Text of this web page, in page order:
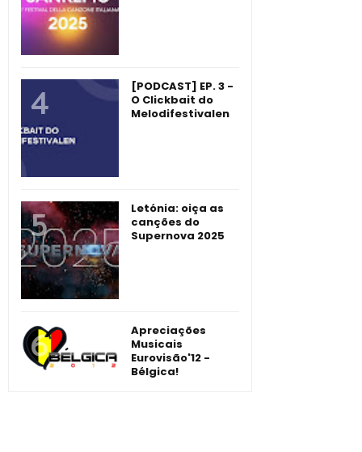
[PODCAST] EP. 3 -
O Clickbait do
Melodifestivalen
Letónia: oiça as
canções do
Supernova 2025
Apreciações
Musicais
Eurovisão'12 -
Bélgica!